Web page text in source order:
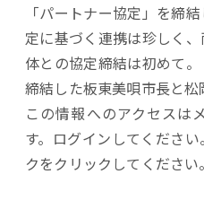
「パートナー協定」を締
定に基づく連携は珍しく
体との協定締結は初めて
締結した板東美唄市長と松
この情報へのアクセスは
す。ログインしてくださ
クをクリックしてください。